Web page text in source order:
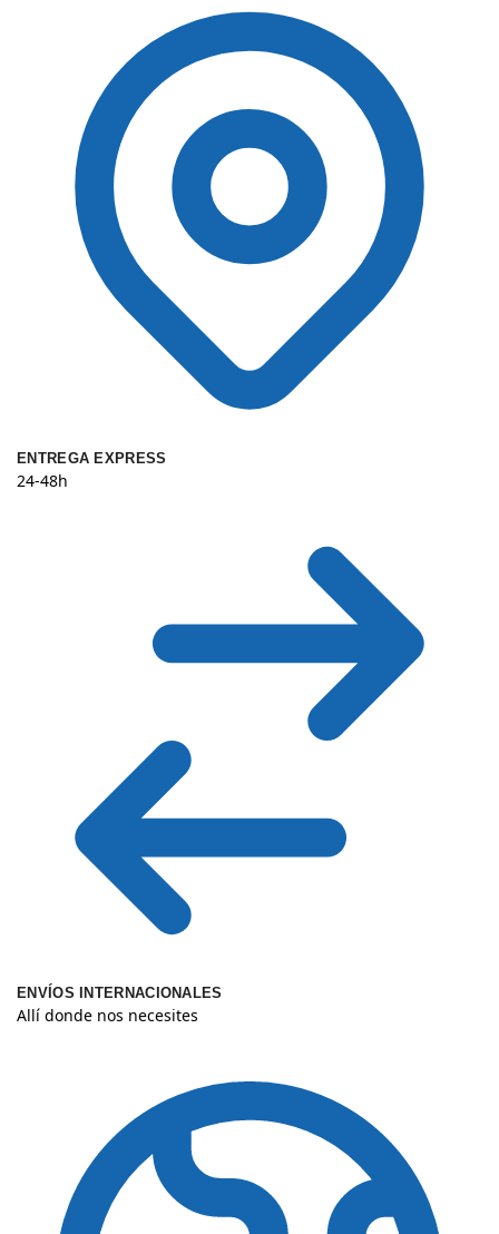
ENTREGA EXPRESS
24-48h
ENVÍOS INTERNACIONALES
Allí donde nos necesites